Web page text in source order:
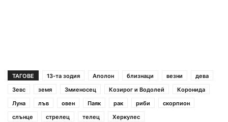
ТАГОВЕ 13-та зодия Аполон близнаци везни
дева
Зевс
земя Змиеносец Козирог и Водолей
Коронида
Луна
лъв овен Паяк рак риби
скорпион
слънце
стрелец телец Херкулес